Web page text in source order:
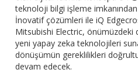
teknoloji bilgi işleme
İnovatif çözümleri ile iQ
Mitsubishi Electric, önümüzdeki
yeni yapay zeka teknolojileri
dönüşümün gereklilikleri
devam edecek.